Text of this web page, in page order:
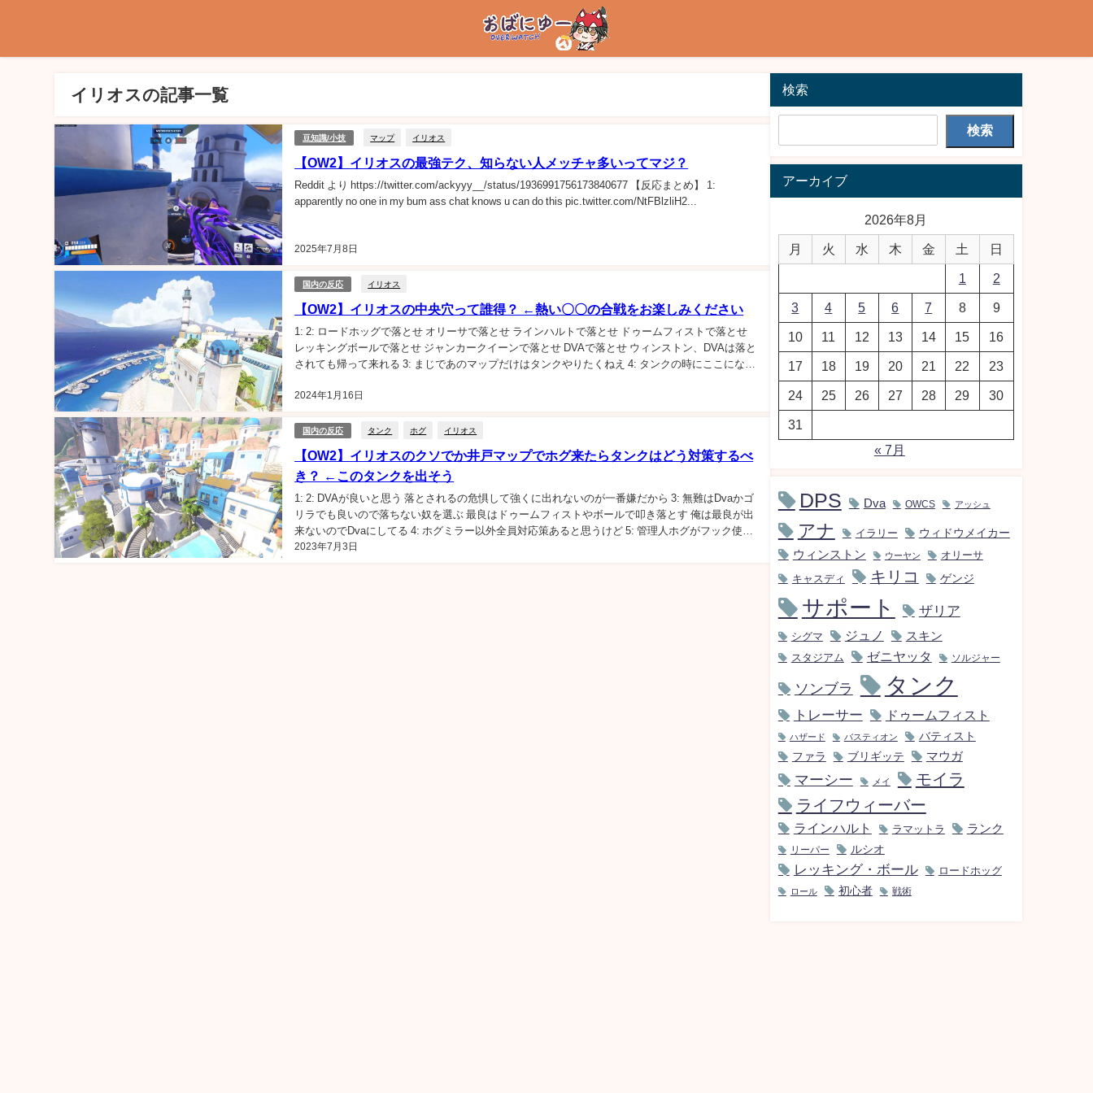
イリオスの記事一覧
豆知識/小技 マップ イリオス
【OW2】イリオスの最強テク、知らない人メッチャ多いってマジ？
2025年7月8日
Reddit より https://twitter.com/ackyyy__/status/1936991756173840677 【反応まとめ】 1:
apparently no one in my bum ass chat knows u can do this pic.twitter.com/NtFBlzliH2...
国内の反応 イリオス
【OW2】イリオスの中央穴って誰得？ ←熱い〇〇の合戦をお楽しみください
2024年1月16日
1: 2: ロードホッグで落とせ オリーサで落とせ ラインハルトで落とせ ドゥームフィストで落とせ
レッキングボールで落とせ ジャンカークイーンで落とせ DVAで落とせ ウィンストン、DVAは落と
されても帰って来れる 3: まじであのマップだけはタンクやりたくねえ 4: タンクの時にここになっ
国内の反応 タンク ホグ イリオス
【OW2】イリオスのクソでか井戸マップでホグ来たらタンクはどう対策するべ
き？ ←このタンクを出そう
2023年7月3日
1: 2: DVAが良いと思う 落とされるの危惧して強くに出れないのが一番嫌だから 3: 無難はDvaかゴ
リラでも良いので落ちない奴を選ぶ 最良はドゥームフィストやボールで叩き落とす 俺は最良が出
来ないのでDvaにしてる 4: ホグミラー以外全員対応策あると思うけど 5: 管理人ホグがフック使う
前にアビ使わないよう注意...
検索
検索
アーカイブ
2026年8月
月 火 水 木 金 土 日
1 2
3 4 5 6 7 8 9
10 11 12 13 14 15 16
17 18 19 20 21 22 23
24 25 26 27 28 29 30
31
« 7月
DPS Dva OWCS アッシュ
アナ イラリー ウィドウメイカー
ウィンストン ウーヤン オリーサ
キャスディ キリコ ゲンジ
サポート ザリア
シグマ ジュノ スキン
スタジアム ゼニヤッタ ソルジャー
ソンブラ タンク
トレーサー ドゥームフィスト
ハザード バスティオン
バティスト
ファラ
ブリギッテ マウガ
マーシー メイ
モイラ
ライフウィーバー
ラインハルト ラマットラ ランク
リーパー ルシオ
レッキング・ボール ロードホッグ
ロール 初心者 戦術